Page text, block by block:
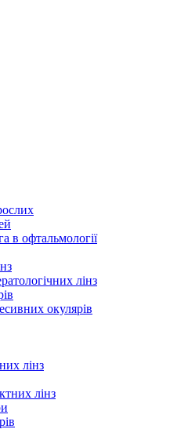
в офтальмології
лінз
окулярів
лінз
лінз